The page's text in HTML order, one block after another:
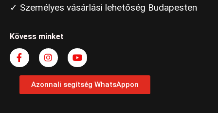
✓ Személyes vásárlási lehetőség Budapesten
Kövess minket
Azonnali segítség WhatsAppon